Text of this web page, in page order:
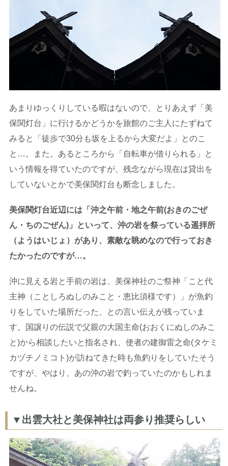
あまりゆっくりしている暇はないので、とりあえず「美
保関灯台」に行けるかどうかを旅館のご主人にたずねて
みると「徒歩で30分も坂を上るから大変だよ」とのこ
と…。また。あるところから「自転車が借りられる」と
いう情報を得ていたのですが、残念ながら現在は貸出を
していないとかで美保関灯台も断念しました。
美保関灯台近辺には「沖之午前・地之午前(おきのごぜ
ん・ちのごぜん)」といって、沖の岩を祭っている遥拝所
（ようはいじょ）があり、素敵な眺めなので行っておき
たかったのですが…。
沖に見える岩と手前の岩は、美保神社のご祭神「こと代
主神（ことしろぬしのみこと・恵比須様です）」が魚釣
りをしていた場所だった、との言い伝えが残っていま
す。国譲りの伝説で父親の大国主命(おおくにぬしのみこ
と)から相談したいと指名され、使者の建御雷之命(タケミ
カヅチノミコト)が訪ねてきた時も魚釣りをしていたそう
ですが、やはり、あの沖の岩で釣っていたのかもしれま
せんね。
▼出雲大社と美保神社は両参り推奨らしい